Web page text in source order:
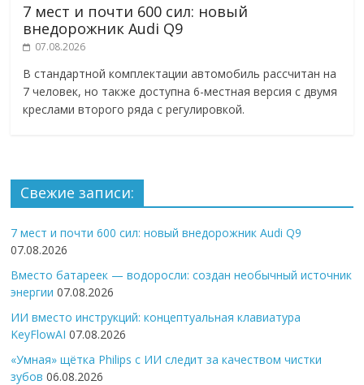
7 мест и почти 600 сил: новый
внедорожник Audi Q9
07.08.2026
В стандартной комплектации автомобиль рассчитан на
7 человек, но также доступна 6-местная версия с двумя
креслами второго ряда с регулировкой.
Свежие записи:
7 мест и почти 600 сил: новый внедорожник Audi Q9
07.08.2026
Вместо батареек — водоросли: создан необычный источник
энергии 07.08.2026
ИИ вместо инструкций: концептуальная клавиатура
KeyFlowAI 07.08.2026
«Умная» щётка Philips с ИИ следит за качеством чистки
зубов 06.08.2026